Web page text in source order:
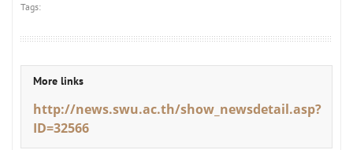
Tags:
More links
http://news.swu.ac.th/show_newsdetail.asp?
ID=32566